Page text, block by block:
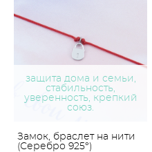
защита дома и семьи,
стабильность,
уверенность, крепкий
союз.
Замок, браслет на нити
(Серебро 925°)